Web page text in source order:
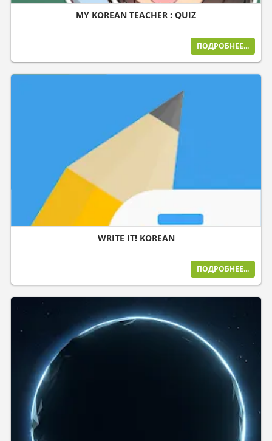
MY KOREAN TEACHER : QUIZ
ПОДРОБНЕЕ...
WRITE IT! KOREAN
ПОДРОБНЕЕ...